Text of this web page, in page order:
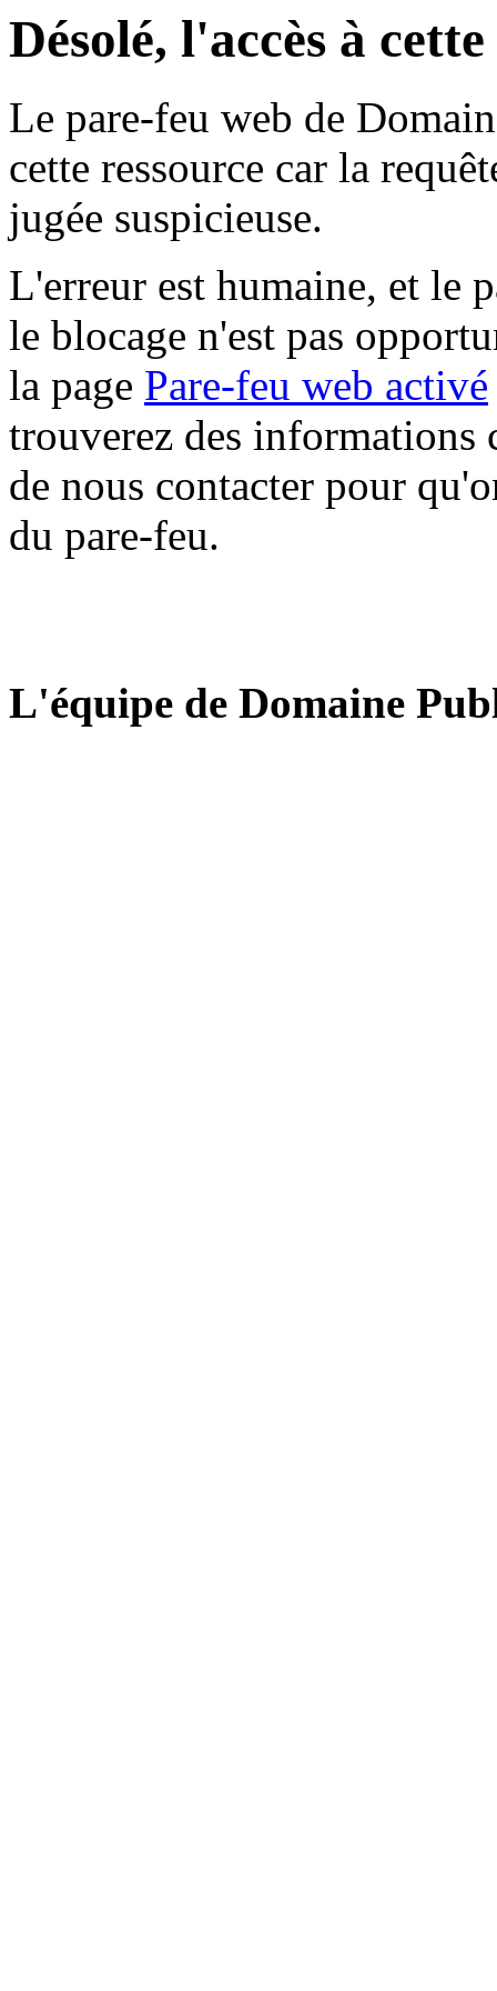
Désolé, l'accès à
Le pare-feu web de
cette ressource car la
jugée suspicieuse.
L'erreur est humaine, et le
le blocage n'est pas
la page Pare-feu web activé
trouverez des informations
de nous contacter pour
du pare-feu.
L'équipe de Domaine